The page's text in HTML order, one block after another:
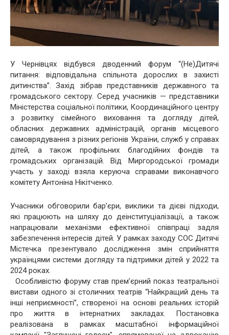
У Чернівцях відбувся дводенний форум “(Не)Дитячі
питання: відповідальна спільнота дорослих в захисті
дитинства”. Захід зібрав представників державного та
громадського сектору. Серед учасників — представники
Міністерства соціальної політики, Координаційного центру
з розвитку сімейного виховання та догляду дітей,
обласних державних адміністрацій, органів місцевого
самоврядування з різних регіонів України, служб у справах
дітей, а також профільних благодійних фондів та
громадських організацій. Від Миргородської громади
участь у заході взяла керуюча справами виконавчого
комітету Антоніна Нікітченко.
Учасники обговорили барʼєри, виклики та дієві підходи,
які працюють на шляху до деінституціалізації, а також
напрацювали механізми ефективної співпраці задля
забезпечення інтересів дітей. У рамках заходу СОС Дитячі
Містечка презентувало дослідження змін сприйняття
українцями системи догляду та підтримки дітей у 2022 та
2024 роках.
Особливістю форуму став прем’єрний показ театральної
вистави одного зі столичних театрів “Найкращий день та
інші неприємності”, створеної на основі реальних історій
про життя в інтернатних закладах. Постановка
реалізована в рамках масштабної інформаційної